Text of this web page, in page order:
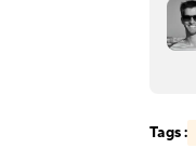
Tags :